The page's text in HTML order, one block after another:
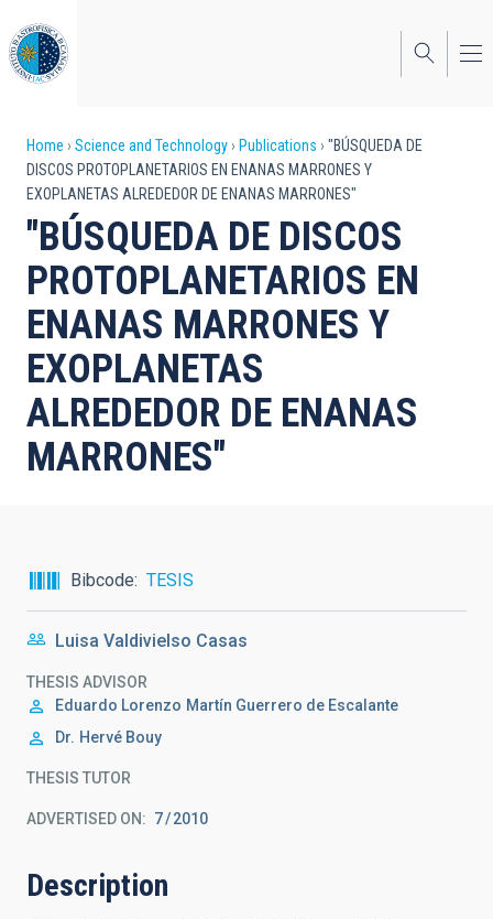
to
main
content
Breadcrumb
Home Science and Technology Publications
"BÚSQUEDA DE
DISCOS PROTOPLANETARIOS EN ENANAS MARRONES Y
EXOPLANETAS ALREDEDOR DE ENANAS MARRONES"
"BÚSQUEDA DE DISCOS
PROTOPLANETARIOS EN
ENANAS MARRONES Y
EXOPLANETAS
ALREDEDOR DE ENANAS
MARRONES"
Bibcode TESIS
Luisa Valdivielso Casas
THESIS ADVISOR
Eduardo Lorenzo Martín Guerrero de Escalante
Dr. Hervé Bouy
THESIS TUTOR
ADVERTISED ON: 7 2010
Description